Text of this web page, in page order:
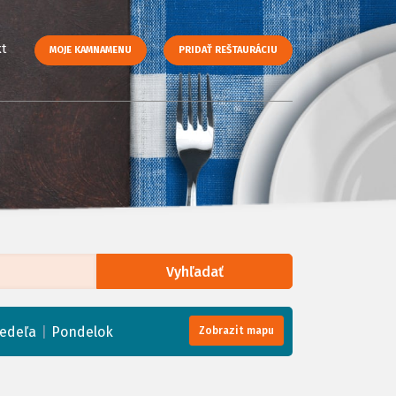
MOJE KAMNAMENU PRIDAŤ REŠTAURÁCIU
Vyhľadať
Pondelok Zobrazit mapu